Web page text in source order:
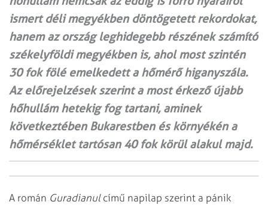
ismert déli megyékben döntögetett rekordokat,
hanem az ország leghidegebb részének számító
székelyföldi megyékben is, ahol most szintén
30 fok fölé emelkedett a hőmérő higanyszála.
Az előrejelzések szerint a most érkező újabb
hőhullám hetekig fog tartani, aminek
következtében Bukarestben és környékén a
hőmérséklet tartósan 40 fok körül alakul majd.
A román Guradianulcímű napilap szerint a pánik